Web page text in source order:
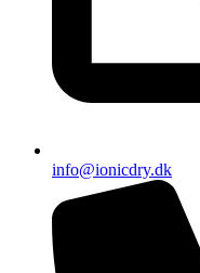
info@ionicdry.dk